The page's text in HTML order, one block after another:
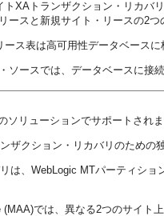
トXAトランザクション・リカバ
ースと新規サイト・リースの2
ース表は高可用性データベース
ソースでは、データベースに接
ソリューションでサポートされ
ザクション・リカバリのための
は、WebLogic MTパーティショ
では、異なる2つのサイト